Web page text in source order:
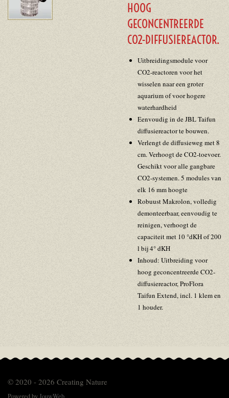
HOOG
GECONCENTREERDE
CO2-DIFFUSIEREACTOR.
Uitbreidingsmodule voor
CO2-reactoren voor het
wisselen naar een groter
aquarium of voor hogere
waterhardheid
Eenvoudig in de JBL Taifun
diffusiereactor te bouwen.
Verlengt de diffusieweg met 8
cm. Verhoogt de CO2-toevoer.
Geschikt voor alle gangbare
CO2-systemen. 5 modules van
elk 16 mm hoogte
Robuust Makrolon, volledig
demonteerbaar, eenvoudig te
reinigen, verhoogt de
capaciteit met 10 °dKH of 200
l bij 4° dKH
Inhoud: Uitbreiding voor
hoog geconcentreerde CO2-
diffusiereactor, ProFlora
Taifun Extend, incl. 1 klem en
1 houder.
© 2020 - 2026 Creating Nature
Powered byJouwWeb